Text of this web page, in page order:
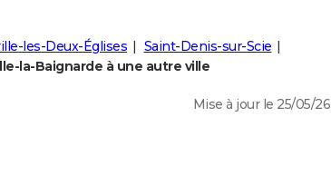
les-Deux-Églises
Saint-Denis-sur-Scie
la-Baignarde à une autre ville
Mise à jour le 25/05/26